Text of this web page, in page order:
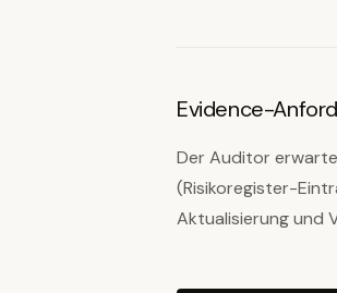
Evidence-
Der Auditor
(Risikoregister-
Aktualisierung und